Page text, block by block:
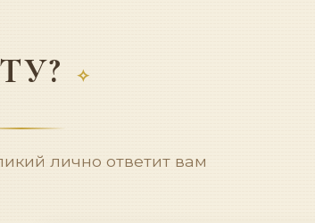
лично ответит вам